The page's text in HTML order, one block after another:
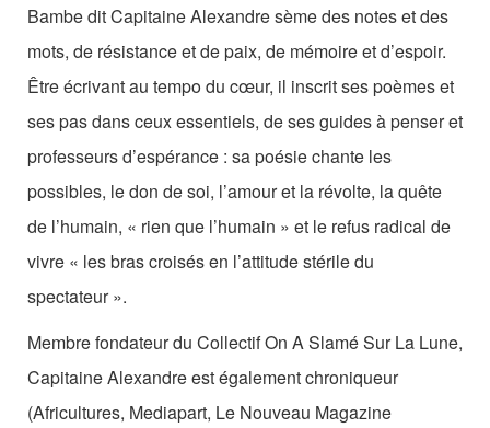
Les Zébrures d’automne
Les Zébrures du printemps
Maison des auteurs·rices
Archives numériques
Équipe
le Pole Francophone à Limoges
Bambe dit Capitaine Alexandre sème des notes et des
mots, de résistance et de paix, de mémoire et d’espoir.
Être écrivant au tempo du cœur, il inscrit ses poèmes et
ses pas dans ceux essentiels, de ses guides à penser et
professeurs d’espérance : sa poésie chante les
possibles, le don de soi, l’amour et la révolte, la quête
de l’humain, « rien que l’humain » et le refus radical de
vivre « les bras croisés en l’attitude stérile du
spectateur ».
Membre fondateur du Collectif On A Slamé Sur La Lune,
Capitaine Alexandre est également chroniqueur
(Africultures, Mediapart, Le Nouveau Magazine